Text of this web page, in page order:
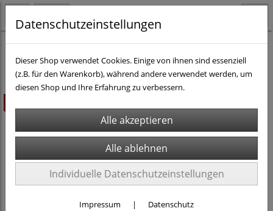
Datenschutzeinstellungen
Dieser Shop verwendet Cookies. Einige von ihnen sind essenziell
(z.B. für den Warenkorb), während andere verwendet werden, um
diesen Shop und Ihre Erfahrung zu verbessern.
Individuelle Datenschutzeinstellungen
Impressum | Datenschutz